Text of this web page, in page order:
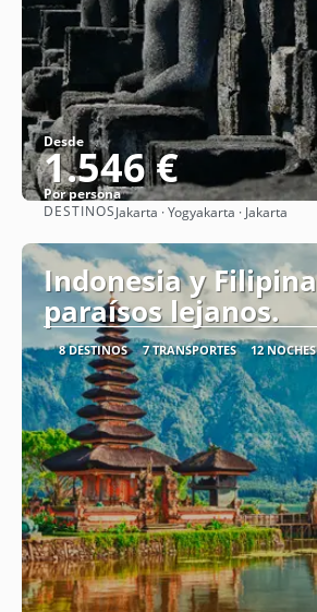
Desde
1.546 €
Por persona
Ver
DESTINOSJakarta · Yogyakarta · Jakarta
Indonesia y
paraísos lejanos.
8 DESTINOS 7 TRANSPORTES 12 NOCHES